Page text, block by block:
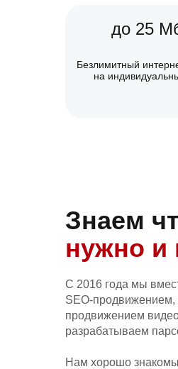
Безлимитный
на
до 25
Знаем
нужно и
С 2016 года мы
SEO‑продвижением,
продвижением
разрабатываем
Нам хорошо